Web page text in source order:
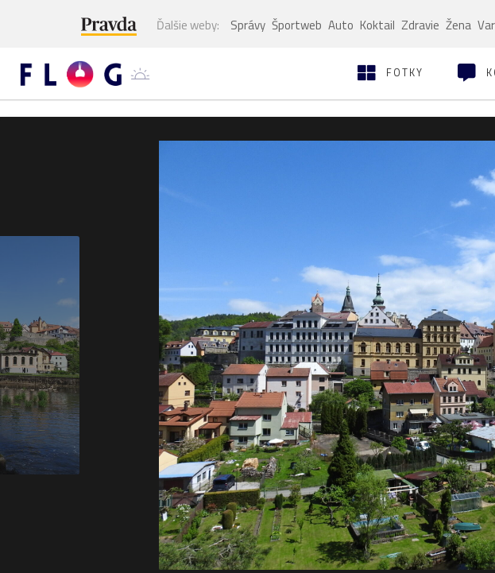
Ďalšie weby: Správy Športweb Auto Koktail Zdravie Žena
FOTKY